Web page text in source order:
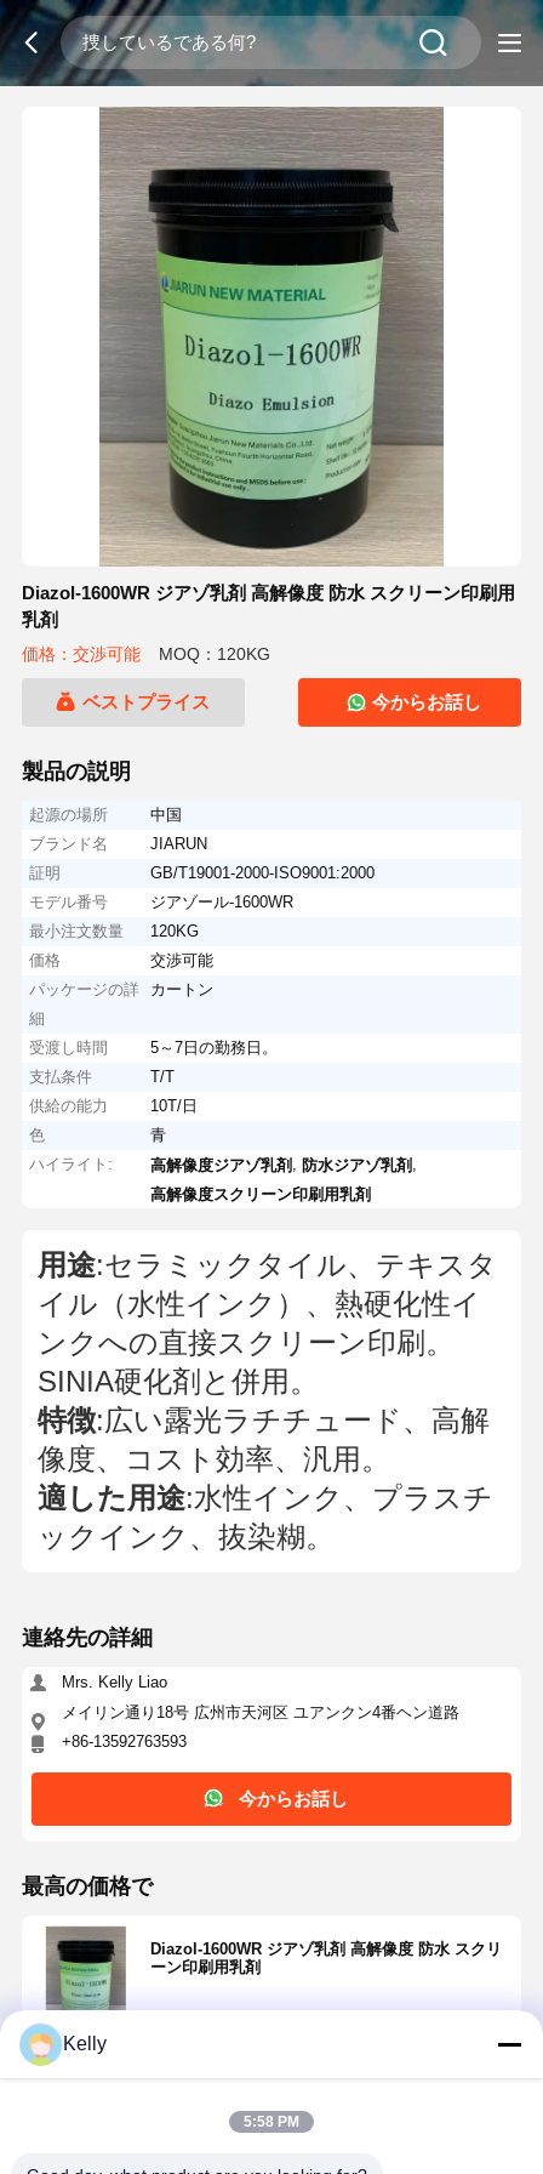
Diazol-1600WR ジアゾ乳剤 高解像度 防水 スクリーン印刷用
乳剤
価格：交渉可能 MOQ：120KG
ベストプライス 今からお話し
製品の説明
起源の場所
中国
ブランド名
JIARUN
証明
GB/T19001-2000-ISO9001:2000
モデル番号
ジアゾール-1600WR
最小注文数量
120KG
価格
交渉可能
パッケージの詳
細
カートン
受渡し時間
5～7日の勤務日。
支払条件
T/T
供給の能力
10T/日
色
青
ハイライト:
高解像度ジアゾ乳剤 防水ジアゾ乳剤
高解像度スクリーン印刷用乳剤
用途:セラミックタイル、テキスタ
イル（水性インク）、熱硬化性イ
ンクへの直接スクリーン印刷。
SINIA硬化剤と併用。
特徴:広い露光ラチチュード、高解
像度、コスト効率、汎用。
適した用途:水性インク、プラスチ
ックインク、抜染糊。
連絡先の詳細
Mrs. Kelly Liao
メイリン通り18号 広州市天河区 ユアンクン4番ヘン道路
+86-13592763593
今からお話し
最高の価格で
Diazol-1600WR ジアゾ乳剤 高解像度 防水 スクリ
ーン印刷用乳剤
Kelly
5:58 PM